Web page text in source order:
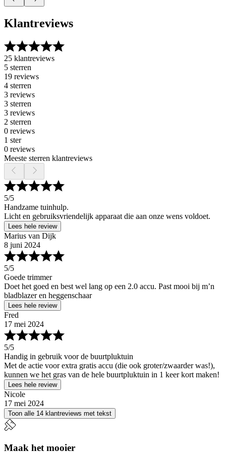
Klantreviews
25 klantreviews
5 sterren
19 reviews
4 sterren
3 reviews
3 sterren
3 reviews
2 sterren
0 reviews
1 ster
0 reviews
Meeste sterren klantreviews
5/5
Handzame tuinhulp.
Licht en gebruiksvriendelijk apparaat die aan onze wens voldoet.
Lees hele review
Marius van Dijk
8 juni 2024
5/5
Goede trimmer
Doet het goed en best wel lang op een 2.0 accu. Past mooi bij m’n
bladblazer en heggenschaar
Lees hele review
Fred
17 mei 2024
5/5
Handig in gebruik voor de buurtpluktuin
Met de actie voor extra gratis accu (die ook groter/zwaarder was!),
kunnen we het gras van de hele buurtpluktuin in 1 keer kort maken!
Lees hele review
Nicole
17 mei 2024
Toon alle 14 klantreviews met tekst
Maak het mooier